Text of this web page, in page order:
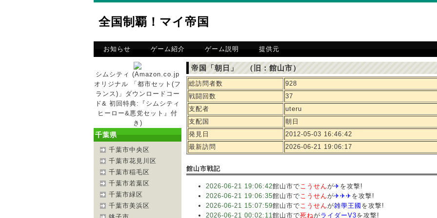
全国制覇！マイ帝国
お知らせ ゲーム紹介 ゲーム説明 提供元
シムシティ (Amazon.co.jp
オリジナル 「都市セット(フ
ランス)」ダウンロードコー
ド& 初回特典:『シムシティ
ヒーロー&悪党セット』付
き)
千葉県
千葉市中央区
千葉市花見川区
千葉市稲毛区
千葉市若葉区
千葉市緑区
千葉市美浜区
帝国「朝日」 （旧：館山市）
総訪問者数
928
戦闘回数
37
支配者
uteru
支配国
朝日
発見日
2012-05-03 16:46:42
最新訪問
2026-06-21 19:06:17
館山市戦記
2026-06-21 19:06:42館山市でこうせんが✈︎ を攻撃!
2026-06-21 19:06:35館山市でこうせんが✈︎✈︎✈︎ を攻撃!
2026-06-21 15:07:59館山市でこうせんが雑學王國 を攻撃!
2026-06-21 00:02:11館山市で死ねがライダーV3を攻撃!